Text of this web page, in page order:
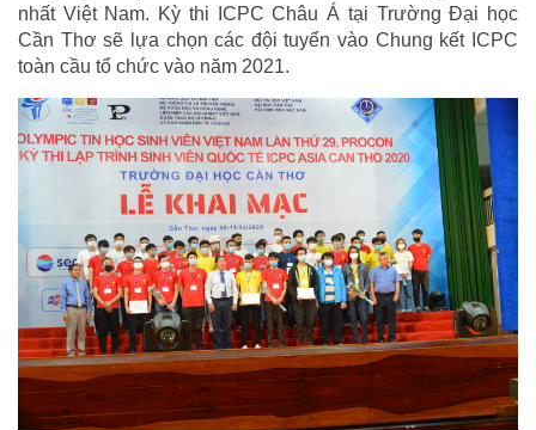
nhất Việt Nam. Kỳ thi ICPC Châu Á tại Trường Đại học
Cần Thơ sẽ lựa chọn các đội tuyển vào Chung kết ICPC
toàn cầu tổ chức vào năm 2021.